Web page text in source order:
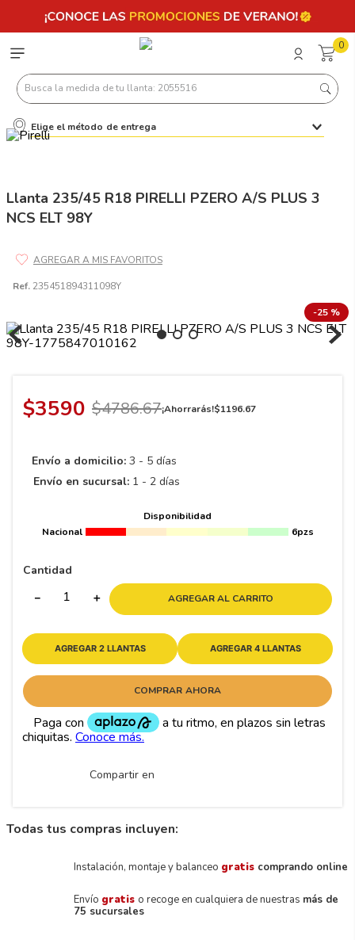
0
Busca la medida de tu llanta: 2055516
Elige el método de entrega
Llanta 235/45 R18 PIRELLI PZERO A/S PLUS 3
NCS ELT 98Y
Ref. 235451894311098Y
-25 %
$3590 $4786.67¡Ahorrarás!$1196.67
Envío a domicilio: 3 - 5 días
Envío en sucursal: 1 - 2 días
Disponibilidad
Nacional
6pzs
Cantidad
＋
－ AGREGAR AL CARRITO
AGREGAR 2 LLANTAS AGREGAR 4 LLANTAS
COMPRAR AHORA
Compartir en
Todas tus compras incluyen:
Instalación, montaje y balanceo gratis comprando online
Envío gratis o recoge en cualquiera de nuestras más de
75 sucursales
Términos más buscados
7.245
10.
175